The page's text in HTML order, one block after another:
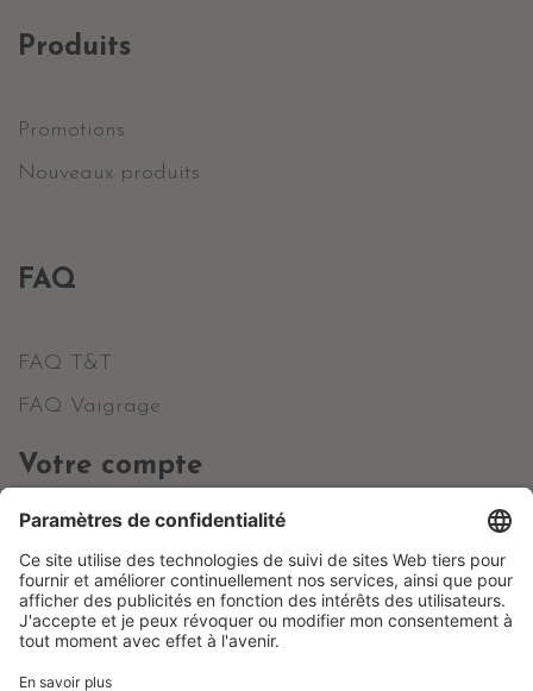
Produits
Promotions
Nouveaux produits
FAQ
FAQ T&T
FAQ Vaigrage
Votre compte
Informations personnelles
Commandes
Avoirs
Adresses